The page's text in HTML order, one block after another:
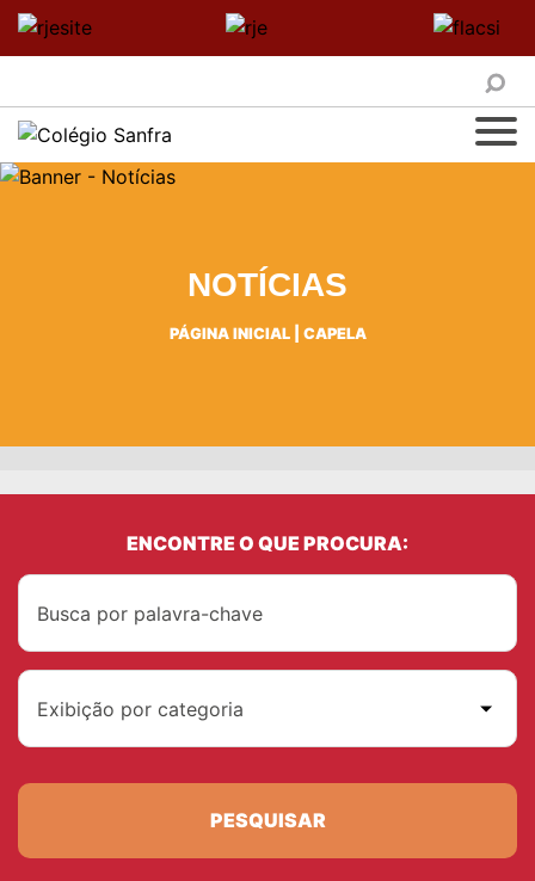
NOTÍCIAS
PÁGINA INICIAL| CAPELA
ENCONTRE O QUE PROCURA:
Exibição por categoria
PESQUISAR